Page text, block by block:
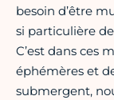
besoin d’être
si particulière
C’est dans ces
éphémères et
submergent,